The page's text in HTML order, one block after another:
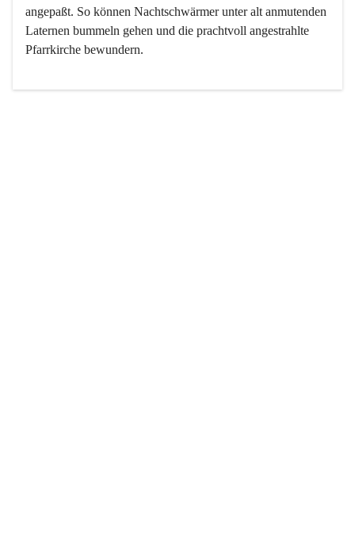
angepaßt. So können Nachtschwärmer unter alt anmutenden
Laternen bummeln gehen und die prachtvoll angestrahlte
Pfarrkirche bewundern.
Der Weinbau dominert heute nicht mehr, ist aber integrativer